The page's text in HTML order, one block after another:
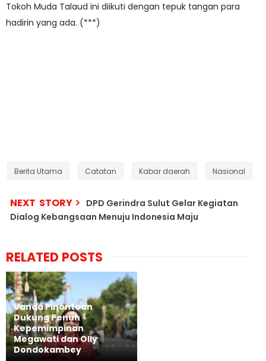
Tokoh Muda Talaud ini diikuti dengan tepuk tangan para
hadirin yang ada. (***)
Berita Utama Catatan Kabar daerah Nasional
NEXT STORY
DPD Gerindra Sulut Gelar Kegiatan
Dialog Kebangsaan Menuju Indonesia Maju
RELATED POSTS
Vanda Pinontoan
Dukung Penuh
Kepemimpinan
Megawati dan Olly
Dondokambey